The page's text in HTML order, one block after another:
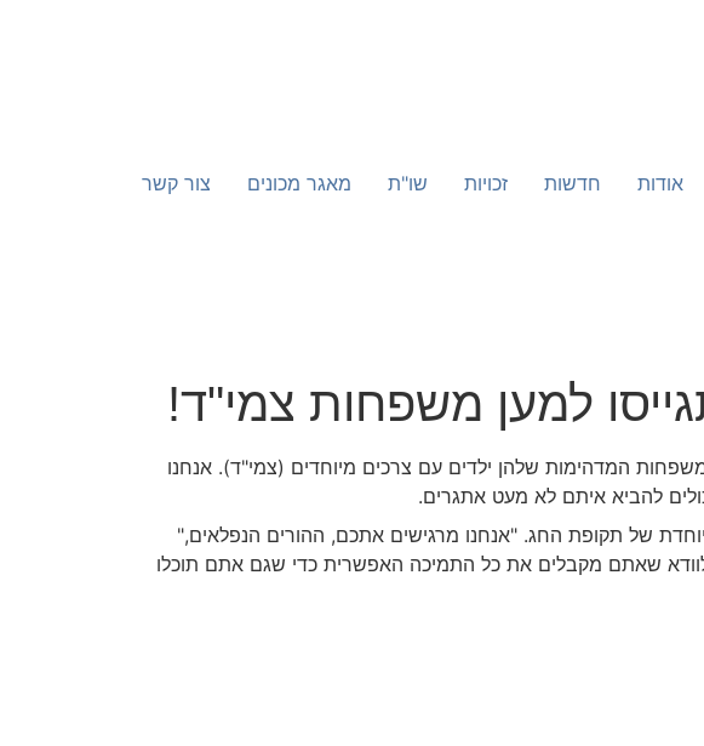
אודות חדשות זכויות שו"ת מאגר מכונים צור קשר
למען משפחות צמי"ד!
המדהימות שלהן ילדים עם צרכים מיוחדים (צמי"ד). אנחנו
להביא איתם לא מעט אתגרים.
של תקופת החג. "אנחנו מרגישים אתכם, ההורים הנפלאים,"
שאתם מקבלים את כל התמיכה האפשרית כדי שגם אתם תוכלו